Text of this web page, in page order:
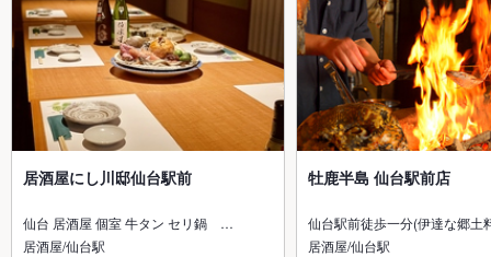
居酒屋にし川邸仙台駅前
仙台 居酒屋 個室 牛タン セリ鍋 …
居酒屋/仙台駅
牡鹿半島 仙台駅前店
仙台駅前徒歩一分(伊達な郷
居酒屋/仙台駅